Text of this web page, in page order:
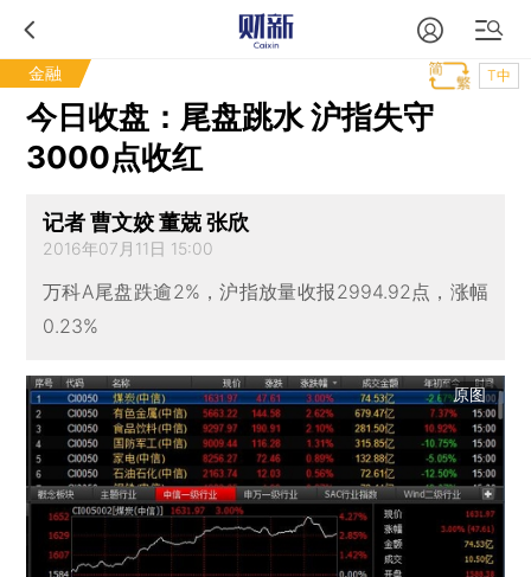
金融 T中
今日收盘：尾盘跳水 沪指失守
3000点收红
记者 曹文姣 董兢 张欣
2016年07月11日 15:00
万科A尾盘跌逾2%，沪指放量收报2994.92点，涨幅
0.23%
原图